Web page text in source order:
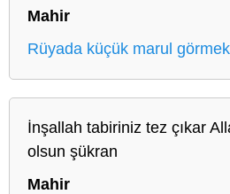
Mahir
Rüyada küçük marul görmek
İnşallah tabiriniz tez çıkar
olsun şükran
Mahir